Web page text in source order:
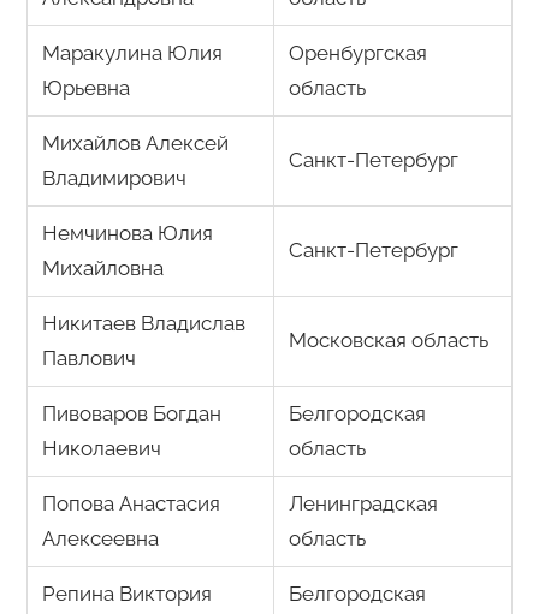
Маракулина Юлия
Юрьевна
Оренбургская
область
Михайлов Алексей
Владимирович
Санкт-Петербург
Немчинова Юлия
Михайловна
Санкт-Петербург
Никитаев Владислав
Павлович
Московская область
Пивоваров Богдан
Николаевич
Белгородская
область
Попова Анастасия
Алексеевна
Ленинградская
область
Репина Виктория
Белгородская